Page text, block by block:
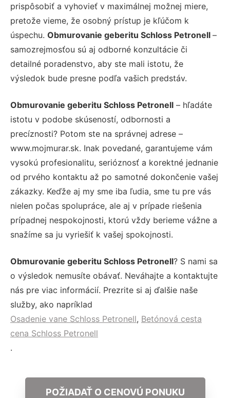
prispôsobiť a vyhovieť v maximálnej možnej miere,
pretože vieme, že osobný prístup je kľúčom k
úspechu. Obmurovanie geberitu Schloss Petronell –
samozrejmosťou sú aj odborné konzultácie či
detailné poradenstvo, aby ste mali istotu, že
výsledok bude presne podľa vašich predstáv.
Obmurovanie geberitu Schloss Petronell – hľadáte
istotu v podobe skúseností, odbornosti a
precíznosti? Potom ste na správnej adrese –
www.mojmurar.sk. Inak povedané, garantujeme vám
vysokú profesionalitu, serióznosť a korektné jednanie
od prvého kontaktu až po samotné dokončenie vašej
zákazky. Keďže aj my sme iba ľudia, sme tu pre vás
nielen počas spolupráce, ale aj v prípade riešenia
prípadnej nespokojnosti, ktorú vždy berieme vážne a
snažíme sa ju vyriešiť k vašej spokojnosti.
Obmurovanie geberitu Schloss Petronell? S nami sa
o výsledok nemusíte obávať. Neváhajte a kontaktujte
nás pre viac informácií. Prezrite si aj ďalšie naše
služby, ako napríklad
Osadenie vane Schloss Petronell, Betónová cesta
cena Schloss Petronell
.
POŽIADAŤ O CENOVÚ PONUKU